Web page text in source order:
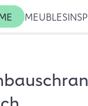
MEUBLES